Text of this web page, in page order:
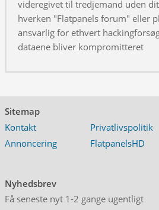
videregivet til tredjemand uden
hverken "Flatpanels forum" eller
ansvarlig for ethvert
dataene bliver kompromitteret
Sitemap
Kontakt
Privatlivspolitik
Annoncering
FlatpanelsHD
Nyhedsbrev
Få seneste nyt 1-2 gange ugentligt